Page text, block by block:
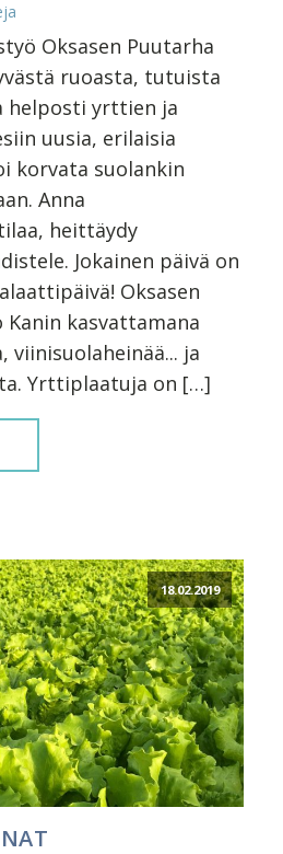
Oksasen Puutarha
ruoasta, tutuista
helposti yrttien ja
uusia, erilaisia
korvata suolankin
Anna
heittäydy
Jokainen päivä on
Oksasen
Kanin kasvattamana
viinisuolaheinää... ja
Yrttiplaatuja on […]
18.02.2019